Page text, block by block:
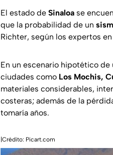
El estado de Sinaloa se
que la probabilidad de un
Richter, según los expertos
En un escenario hipotético de
ciudades como Los Mochis,
materiales considerables,
costeras; además de la
tomaría años.
|Crédito: Picart.com